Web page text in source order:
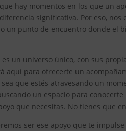
hay momentos en los que un
significativa. Por eso,
un punto de encuentro donde el
es un universo único, con sus
aquí para ofrecerte un
sea que estés atravesando un
un espacio para
que necesitas. No tienes que
ser ese apoyo que te